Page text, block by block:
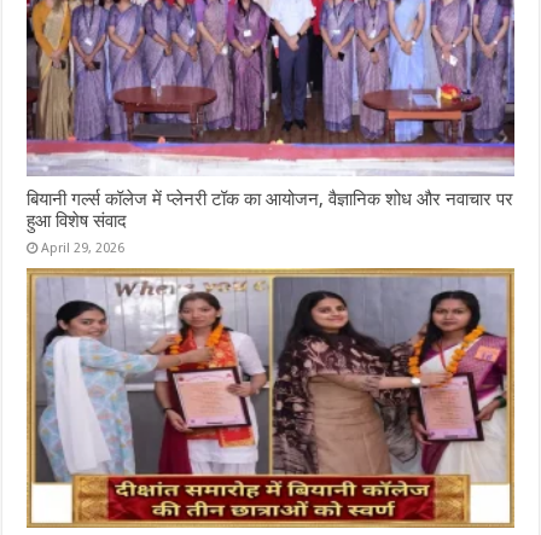
बियानी गर्ल्स कॉलेज में प्लेनरी टॉक का आयोजन, वैज्ञानिक शोध और नवाचार पर
हुआ विशेष संवाद
April 29, 2026